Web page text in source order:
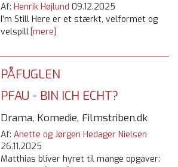
Af: Henrik Højlund 09.12.2025
I’m Still Here er et stærkt, velformet og
velspill[mere]
PÅFUGLEN
PFAU - BIN ICH ECHT?
Drama, Komedie, Filmstriben.dk
Af: Anette og Jørgen Hedager Nielsen
26.11.2025
Matthias bliver hyret til mange opgaver: